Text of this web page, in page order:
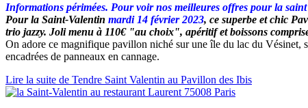
Informations périmées. Pour voir nos meilleures offres pour la
Pour la Saint-Valentin mardi 14 février 2023, ce superbe et chic
trio jazzy. Joli menu à 110€ "au choix", apéritif et boissons
On adore ce magnifique pavillon niché sur une île du lac du Vésinet,
encadrées de panneaux en cannage.
Lire la suite de Tendre Saint Valentin au Pavillon des Ibis